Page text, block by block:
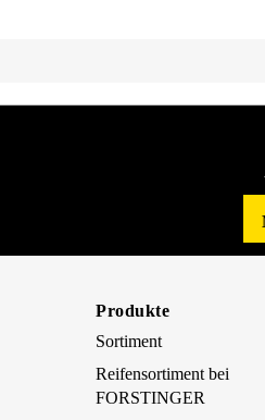
Produkte
Sortiment
Reifensortiment bei
FORSTINGER